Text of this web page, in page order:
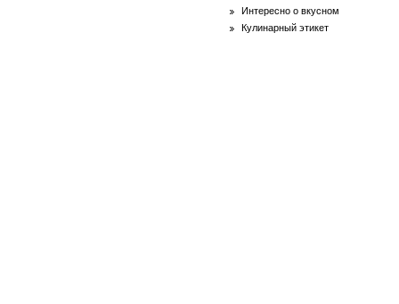
Интересно о вкусном
Кулинарный этикет